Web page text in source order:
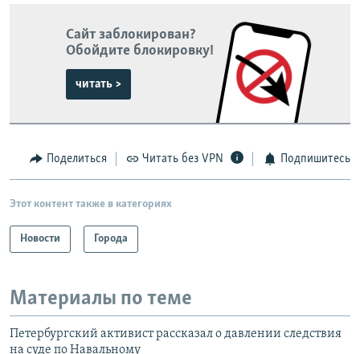
Сайт заблокирован?
Обойдите блокировку!
читать >
Поделиться Читать без VPN Подпишитесь
Этот контент также в категориях
Новости Города
Материалы по теме
Петербургский активист рассказал о давлении следствия
на суде по Навальному